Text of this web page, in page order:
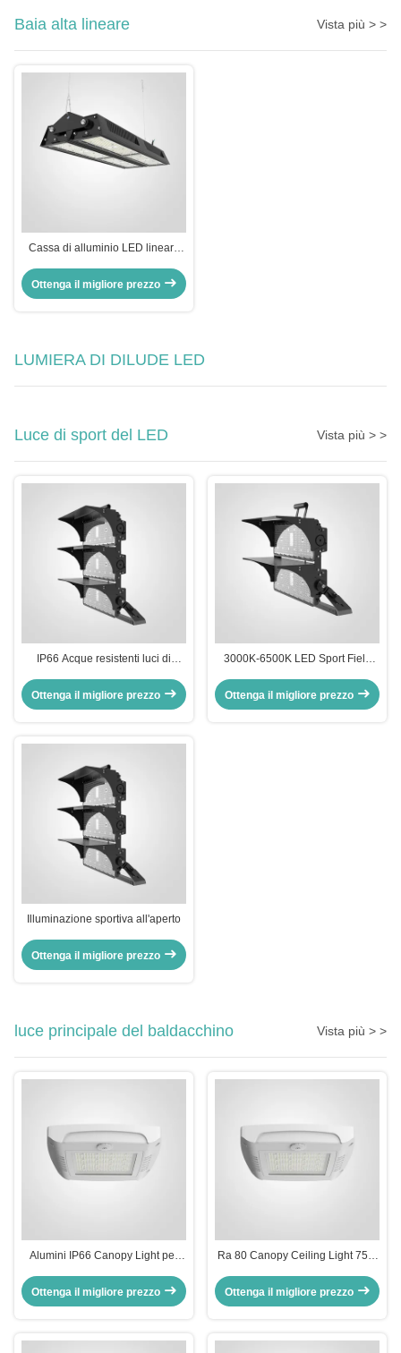
Baia alta lineare Vista più > >
Cassa di alluminio LED lineare
High Bay luci a LED
Ottenga il migliore prezzo
LUMIERA DI DILUDE LED
Luce di sport del LED Vista più > >
IP66 Acque resistenti luci di
energetico luci di campo da
tennis a LED 500W 1000W
Ottenga il migliore prezzo
3000K-6500K LED Sport Field
Sport Court Lampade
Ottenga il migliore prezzo
Illuminazione sportiva all'aperto
Ottenga il migliore prezzo
luce principale del baldacchino Vista più > >
Alumini IP66 Canopy Light per
bassa baia
Ottenga il migliore prezzo
Ra 80 Canopy Ceiling Light 75W
Canopy Lighting
Ottenga il migliore prezzo